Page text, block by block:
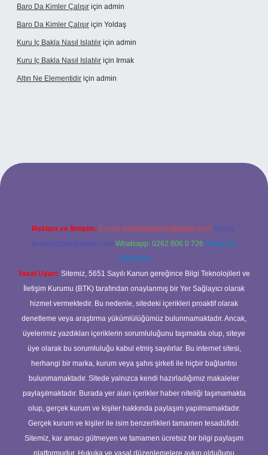
Baro Da Kimler Çalışır için admin
Baro Da Kimler Çalışır için Yoldaş
Kuru Iç Bakla Nasıl Islatılır için admin
Kuru Iç Bakla Nasıl Islatılır için Irmak
Altın Ne Elementidir için admin
güncel giriş
Reklam ve İletişim: E-mail: backlinkpaneli@gmail.com Teams:
forumhizmeti@gmail.com Whatsapp: 0262 606 0 726 Telegram:
@karabul
Yasal Uyarı: Sitemiz, 5651 Sayılı Kanun gereğince Bilgi Teknolojileri ve
İletişim Kurumu (BTK) tarafından onaylanmış bir Yer Sağlayıcı olarak
hizmet vermektedir. Bu nedenle, sitedeki içerikleri proaktif olarak
denetleme veya araştırma yükümlülüğümüz bulunmamaktadır. Ancak,
üyelerimiz yazdıkları içeriklerin sorumluluğunu taşımakta olup, siteye
üye olarak bu sorumluluğu kabul etmiş sayılırlar. Bu internet sitesi,
herhangi bir marka, kurum veya şahıs şirketi ile hiçbir bağlantısı
bulunmamaktadır. Sitede yalnızca kendi hazırladığımız makaleler
paylaşılmaktadır. Burada yer alan içerikler haber niteliği taşımamakta
olup, gerçek kurum ve kişiler hakkında paylaşım yapılmamaktadır.
Gerçek kurum ve kişiler ile isim benzerlikleri tamamen tesadüfidir.
Sitemiz, kar amacı gütmeyen ve tamamen ücretsiz bir bilgi paylaşım
platformudur. Hukuka ve yasal düzenlemelere aykırı olduğunu